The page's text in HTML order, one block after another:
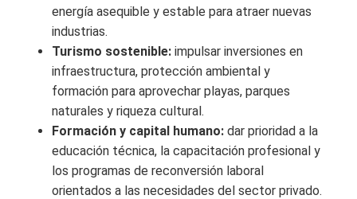
energía asequible y estable para atraer nuevas
industrias.
Turismo sostenible: impulsar inversiones en
infraestructura, protección ambiental y
formación para aprovechar playas, parques
naturales y riqueza cultural.
Formación y capital humano: dar prioridad a la
educación técnica, la capacitación profesional y
los programas de reconversión laboral
orientados a las necesidades del sector privado.